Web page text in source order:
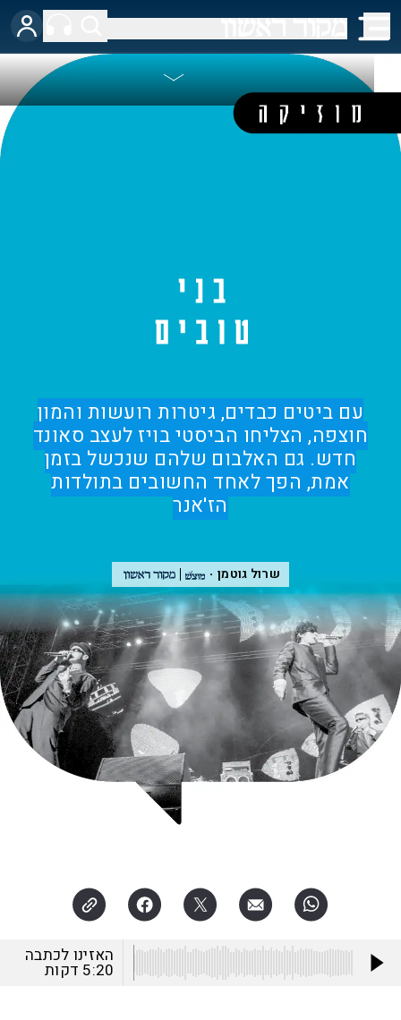
עם ביטים כבדים, גיטרות רועשות והמון
חוצפה, הצליחו הביסטי בויז לעצב סאונד
חדש. גם האלבום שלהם שנכשל בזמן
אמת, הפך לאחד החשובים בתולדות
הז'אנר
שרול גוטמן
האזינו לכתבה
5:20 דקות